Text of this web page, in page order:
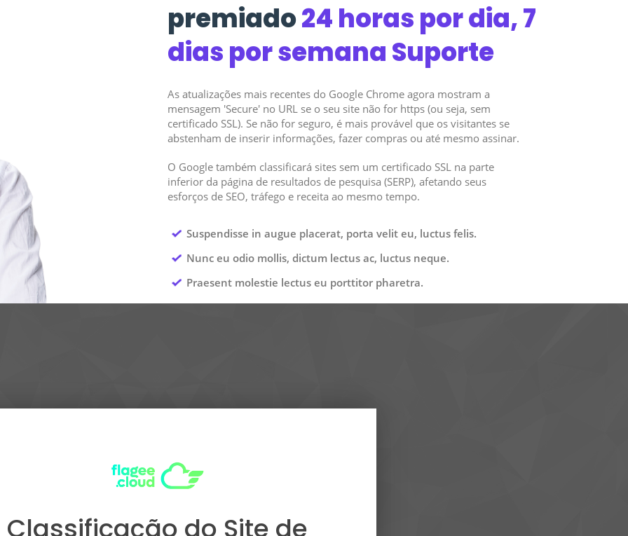
premiado24 horas por dia, 7
dias por semana Suporte
As atualizações mais recentes do Google Chrome agora mostram a
mensagem 'Secure' no URL se o seu site não for https (ou seja, sem
certificado SSL). Se não for seguro, é mais provável que os visitantes se
abstenham de inserir informações, fazer compras ou até mesmo assinar.
O Google também classificará sites sem um certificado SSL na parte
inferior da página de resultados de pesquisa (SERP), afetando seus
esforços de SEO, tráfego e receita ao mesmo tempo.
Suspendisse in augue placerat, porta velit eu, luctus felis.
Nunc eu odio mollis, dictum lectus ac, luctus neque.
Praesent molestie lectus eu porttitor pharetra.
Classificação do Site de